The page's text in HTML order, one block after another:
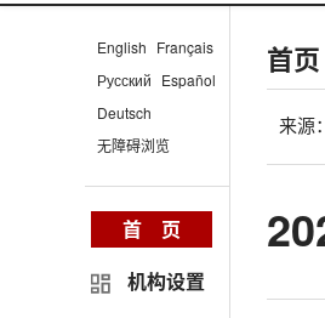
首页
来源
English Français
Русский Español
Deutsch
无障碍浏览
首 页
机构设置